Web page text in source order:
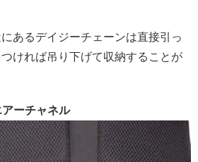
あるデイジーチェーンは直接引っ
ければ吊り下げて収納することが
ーチャネル